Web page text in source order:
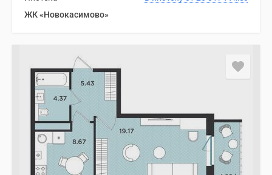
ЖК «Новокасимово»